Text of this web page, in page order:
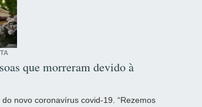
que morreram devido à
novo coronavírus covid-19. “Rezemos